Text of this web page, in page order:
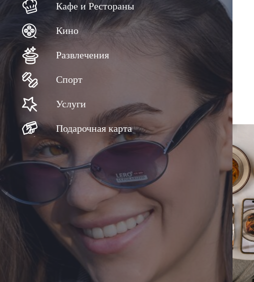
Кафе и Рестораны
Кино
Развлечения
Спорт
Услуги
Подарочная карта